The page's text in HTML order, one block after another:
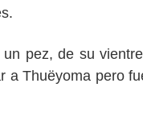
pez, de su
a Thuëyoma pero